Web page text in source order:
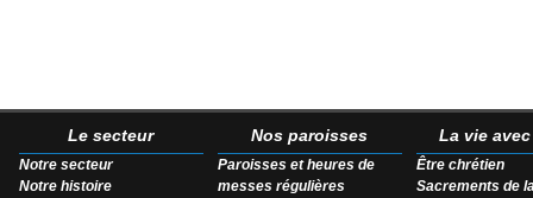
Le secteur
Notre secteur
Notre histoire
Nos paroisses
Paroisses et heures de
messes régulières
La vie
Être chrétien
Sacrements de